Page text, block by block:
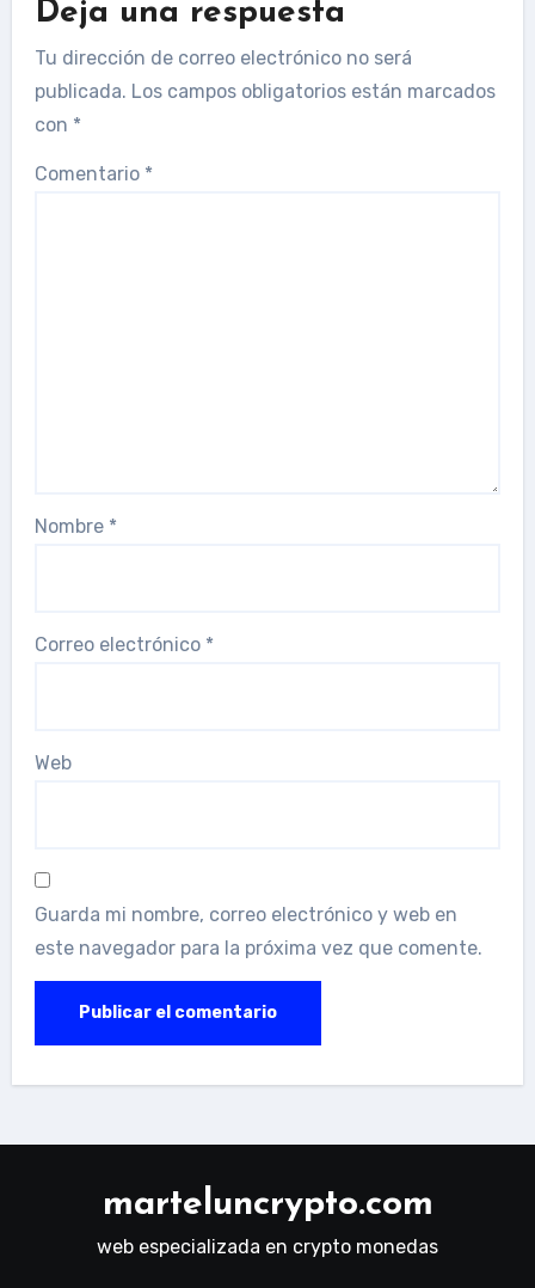
Deja una respuesta
Tu dirección de correo electrónico no será
publicada. Los campos obligatorios están marcados
con *
Comentario *
Nombre *
Correo electrónico *
Web
Guarda mi nombre, correo electrónico y web en
este navegador para la próxima vez que comente.
marteluncrypto.com
web especializada en crypto monedas